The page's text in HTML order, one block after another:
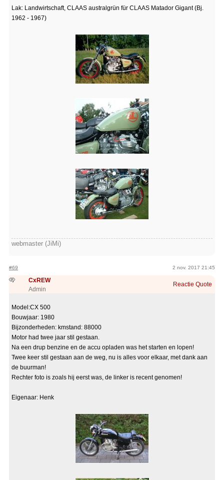
Lak: Landwirtschaft, CLAAS australgrün für CLAAS Matador Gigant (Bj.
1962 - 1967)
webmaster (JiMi)
#69 2 nov. 2017 21:45
CxREW
Admin
Reactie Quote
Model:CX 500
Bouwjaar: 1980
Bijzonderheden: kmstand: 88000
Motor had twee jaar stil gestaan.
Na een drup benzine en de accu opladen was het starten en lopen!
Twee keer stil gestaan aan de weg, nu is alles voor elkaar, met dank aan
de buurman!
Rechter foto is zoals hij eerst was, de linker is recent genomen!
Eigenaar: Henk